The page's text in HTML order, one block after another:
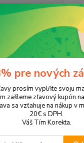
pre nových
prosím vyplňte svoju
zašleme zľavový kupón
sa vzťahuje na nákup v
20€ s DPH.
Váš Tím Korekta.